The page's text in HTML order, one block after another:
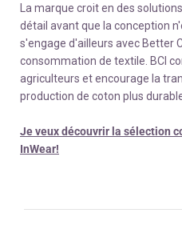
La marque croit en des
détail avant que la conception
s'engage d'ailleurs avec Better
consommation de textile. BCI
agriculteurs et encourage la
production de coton plus
Je veux découvrir la sélection
InWear!